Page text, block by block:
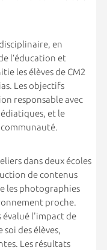
en
l’éducation et
les élèves de CM2
Les objectifs
responsable avec
et le
communauté.
dans deux écoles
de contenus
les photographies
proche.
évalué l'impact de
des élèves,
Les résultats